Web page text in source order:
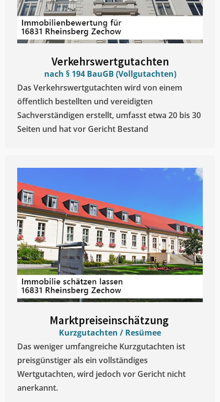
Verkehrswertgutachten
nach § 194 BauGB (Vollgutachten)
Das Verkehrswertgutachten wird von einem
öffentlich bestellten und vereidigten
Sachverständigen erstellt, umfasst etwa 20 bis 30
Seiten und hat vor Gericht Bestand
Marktpreiseinschätzung ​
Kurzgutachten / Resümee
Das weniger umfangreiche Kurzgutachten ist
preisgünstiger als ein vollständiges
Wertgutachten, wird jedoch vor Gericht nicht
anerkannt.